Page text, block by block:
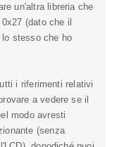
un'altra libreria che
(dato che il
stesso che ho
i riferimenti relativi
a vedere se il
modo avresti
(senza